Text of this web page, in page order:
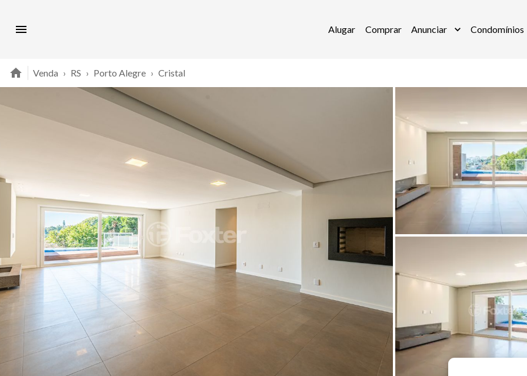
Alugar Comprar Anunciar Condomínios
Venda › RS › Porto Alegre › Cristal